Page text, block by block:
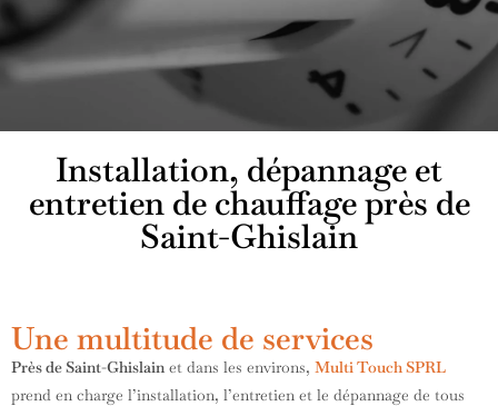
Installation, dépannage et
entretien de chauffage près de
Saint-Ghislain
Une multitude de services
Près de Saint-Ghislain et dans les environs, Multi Touch SPRL
prend en charge l’installation, l’entretien et le dépannage de tous